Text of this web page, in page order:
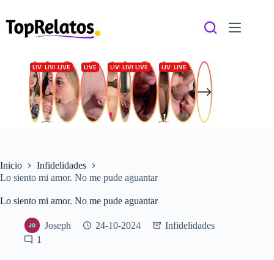
contenido
Inicio
Infidelidades
Lo siento mi amor. No me pude aguantar
Lo siento mi amor. No me pude aguantar
Joseph 24-10-2024
Infidelidades
1